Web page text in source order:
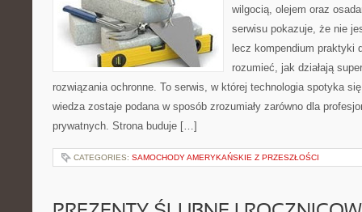
wilgocią, olejem oraz
serwisu pokazuje, że nie
lecz kompendium praktyki
rozumieć, jak działają
rozwiązania ochronne. To serwis, w której technologia spotyka
wiedza zostaje podana w sposób zrozumiały zarówno dla
prywatnych. Strona buduje […]
CATEGORIES: SAMOCHODY AMERYKAŃSKIE Z PRZESZŁOŚCI